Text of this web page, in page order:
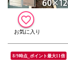
8/9時点_ポイント最大11倍